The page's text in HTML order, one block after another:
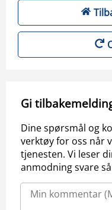
Gi
Dine spørsmål og
verktøy for oss når
tjenesten. Vi leser
anmodning svare